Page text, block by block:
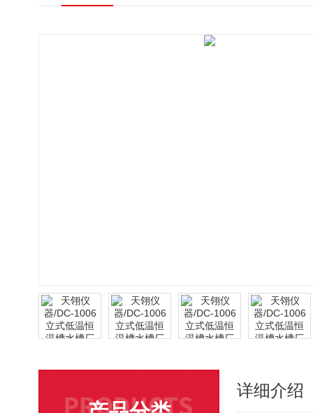
详细介绍